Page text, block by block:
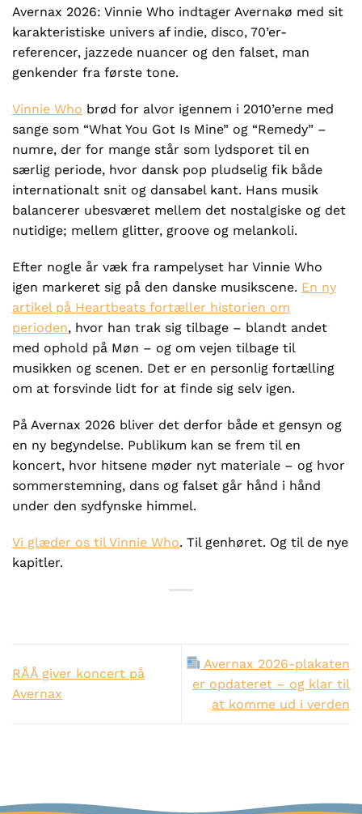
Avernax 2026: Vinnie Who indtager Avernakø med sit
karakteristiske univers af indie, disco, 70’er-
referencer, jazzede nuancer og den falset, man
genkender fra første tone.
Vinnie Who brød for alvor igennem i 2010’erne med
sange som “What You Got Is Mine” og “Remedy” –
numre, der for mange står som lydsporet til en
særlig periode, hvor dansk pop pludselig fik både
internationalt snit og dansabel kant. Hans musik
balancerer ubesværet mellem det nostalgiske og det
nutidige; mellem glitter, groove og melankoli.
Efter nogle år væk fra rampelyset har Vinnie Who
igen markeret sig på den danske musikscene. En ny
artikel på Heartbeats fortæller historien om
perioden, hvor han trak sig tilbage – blandt andet
med ophold på Møn – og om vejen tilbage til
musikken og scenen. Det er en personlig fortælling
om at forsvinde lidt for at finde sig selv igen.
På Avernax 2026 bliver det derfor både et gensyn og
en ny begyndelse. Publikum kan se frem til en
koncert, hvor hitsene møder nyt materiale – og hvor
sommerstemning, dans og falset går hånd i hånd
under den sydfynske himmel.
Vi glæder os til Vinnie Who. Til genhøret. Og til de nye
kapitler.
RÅÅ giver koncert på
Avernax
Avernax 2026-plakaten
er opdateret – og klar til
at komme ud i verden